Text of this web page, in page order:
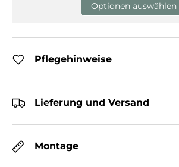
Optionen auswählen
Pflegehinweise
Lieferung und Versand
Montage